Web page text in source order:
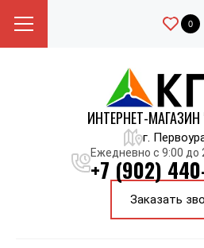
0
ИНТЕРНЕТ-
г.
Ежедневно с 9:00 до
+7 (902)
Заказать